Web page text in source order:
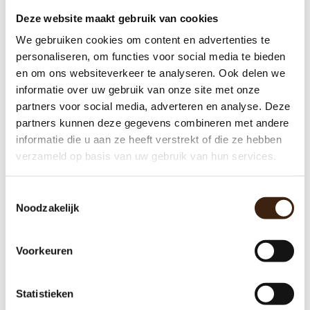
Deze website maakt gebruik van cookies
We gebruiken cookies om content en advertenties te
personaliseren, om functies voor social media te bieden
en om ons websiteverkeer te analyseren. Ook delen we
informatie over uw gebruik van onze site met onze
partners voor social media, adverteren en analyse. Deze
partners kunnen deze gegevens combineren met andere
informatie die u aan ze heeft verstrekt of die ze hebben
verzameld op basis van uw gebruik van hun services.
Noodzakelijk
Voorkeuren
Statistieken
Mixermotor Gallery
210/220/310/410/420
€68,00
Toevoegen aan winkelwagen